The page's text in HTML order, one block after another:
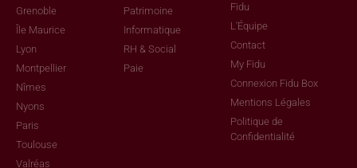
Grenoble
Île Maurice
Lyon
Montpellier
Nîmes
Nyons
Paris
Toulouse
Valréas
Patrimoine
Informatique
RH & Social
Paie
Fidu
L'Équipe
Contact
My Fidu
Connexion Fidu Box
Mentions Légales
Politique de
Confidentialité